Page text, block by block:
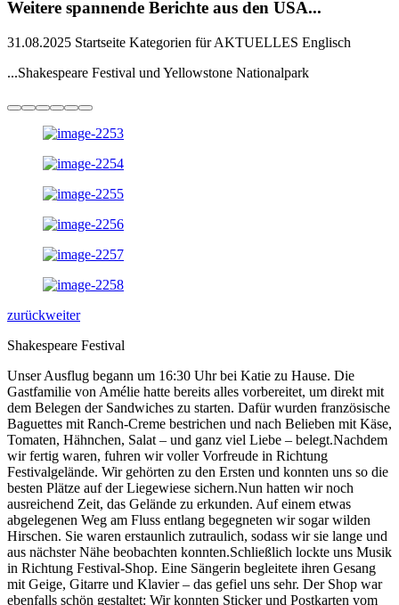
Weitere spannende Berichte aus den USA...
31.08.2025 Startseite Kategorien für AKTUELLES Englisch
...Shakespeare Festival und Yellowstone Nationalpark
zurückweiter
Shakespeare Festival
Unser Ausflug begann um 16:30 Uhr bei Katie zu Hause. Die
Gastfamilie von Amélie hatte bereits alles vorbereitet, um direkt mit
dem Belegen der Sandwiches zu starten. Dafür wurden französische
Baguettes mit Ranch-Creme bestrichen und nach Belieben mit Käse,
Tomaten, Hähnchen, Salat – und ganz viel Liebe – belegt.Nachdem
wir fertig waren, fuhren wir voller Vorfreude in Richtung
Festivalgelände. Wir gehörten zu den Ersten und konnten uns so die
besten Plätze auf der Liegewiese sichern.Nun hatten wir noch
ausreichend Zeit, das Gelände zu erkunden. Auf einem etwas
abgelegenen Weg am Fluss entlang begegneten wir sogar wilden
Hirschen. Sie waren erstaunlich zutraulich, sodass wir sie lange und
aus nächster Nähe beobachten konnten.Schließlich lockte uns Musik
in Richtung Festival-Shop. Eine Sängerin begleitete ihren Gesang
mit Geige, Gitarre und Klavier – das gefiel uns sehr. Der Shop war
ebenfalls schön gestaltet: Wir konnten Sticker und Postkarten vom